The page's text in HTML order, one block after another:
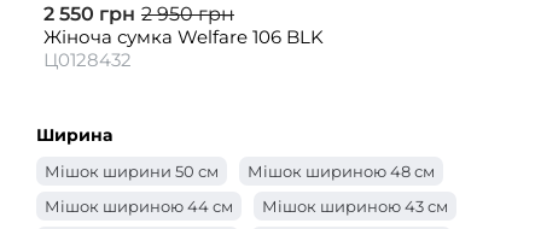
2 550 грн 2 950 грн
Жіноча сумка Welfare 106 BLK
Ц0128432
Ширина
Мішок ширини 50 см
Мішок шириною 48 см
Мішок шириною 44 см
Мішок шириною 43 см